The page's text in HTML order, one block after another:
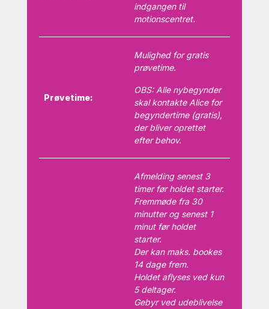
indgangen til
motionscentret.
Prøvetime:
Mulighed for gratis
prøvetime.
OBS: Alle nybegynder
skal kontakte Alice for
begyndertime (gratis),
der bliver oprettet
efter behov.
Afmelding senest 3
timer før holdet starter.
Fremmøde fra 30
minutter og senest 1
minut før holdet
starter.
Der kan maks. bookes
14 dage frem.
Holdet aflyses ved kun
5 deltager.
Gebyr ved udeblivelse